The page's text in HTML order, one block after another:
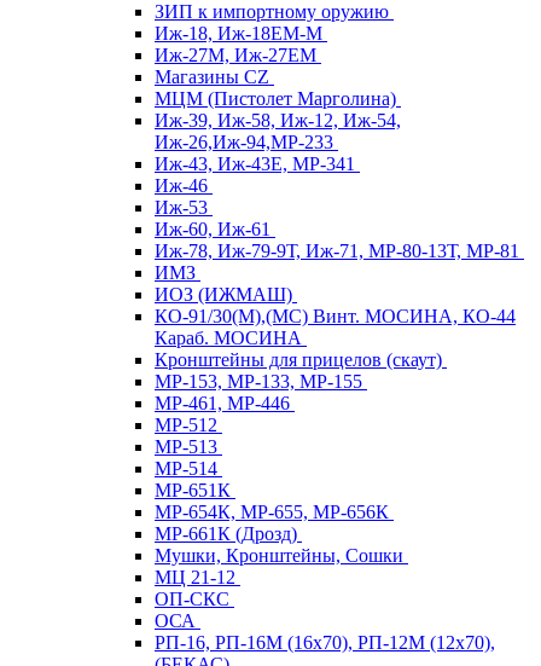
ЗИП к импортному оружию
Иж-18, Иж-18ЕМ-М
Иж-27М, Иж-27ЕМ
Магазины CZ
МЦМ (Пистолет Марголина)
Иж-39, Иж-58, Иж-12, Иж-54,
Иж-26,Иж-94,МР-233
Иж-43, Иж-43Е, МР-341
Иж-46
Иж-53
Иж-60, Иж-61
Иж-78, Иж-79-9Т, Иж-71, МР-80-13Т, МР-81
ИМЗ
ИОЗ (ИЖМАШ)
КО-91/30(М),(МС) Винт. МОСИНА, КО-44
Караб. МОСИНА
Кронштейны для прицелов (скаут)
МР-153, МР-133, МР-155
МР-461, МР-446
МР-512
МР-513
МР-514
МР-651К
МР-654К, МР-655, МР-656К
МР-661К (Дрозд)
Мушки, Кронштейны, Сошки
МЦ 21-12
ОП-СКС
ОСА
РП-16, РП-16М (16х70), РП-12М (12х70),